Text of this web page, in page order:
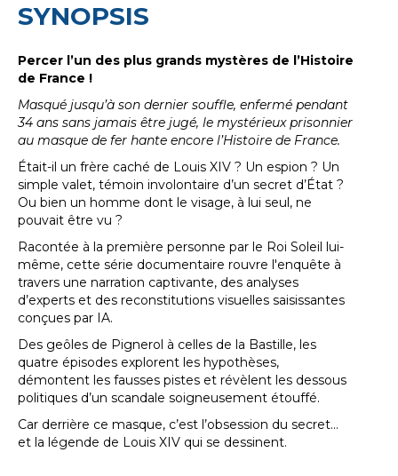
SYNOPSIS
Percer l’un des plus grands mystères de l’Histoire
de France !
Masqué jusqu’à son dernier souffle, enfermé pendant
34 ans sans jamais être jugé, le mystérieux prisonnier
au masque de fer hante encore l’Histoire de France.
Était-il un frère caché de Louis XIV ? Un espion ? Un
simple valet, témoin involontaire d’un secret d’État ?
Ou bien un homme dont le visage, à lui seul, ne
pouvait être vu ?
Racontée à la première personne par le Roi Soleil lui-
même, cette série documentaire rouvre l'enquête à
travers une narration captivante, des analyses
d’experts et des reconstitutions visuelles saisissantes
conçues par IA.
Des geôles de Pignerol à celles de la Bastille, les
quatre épisodes explorent les hypothèses,
démontent les fausses pistes et révèlent les dessous
politiques d’un scandale soigneusement étouffé.
Car derrière ce masque, c’est l’obsession du secret…
et la légende de Louis XIV qui se dessinent.